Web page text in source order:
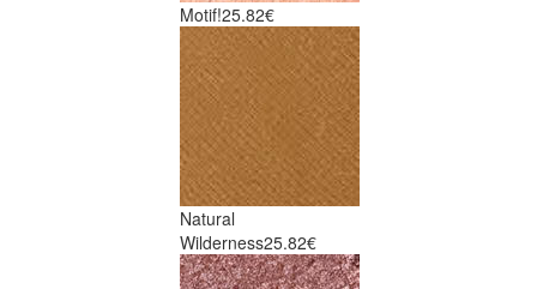
Motif!25.82€
Natural
Wilderness25.82€